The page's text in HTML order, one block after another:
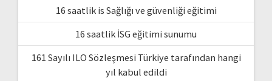
16 saatlik is Sağlığı ve güvenliği eğitimi
16 saatlik İSG eğitimi sunumu
161 Sayılı ILO Sözleşmesi Türkiye tarafından hangi
yıl kabul edildi